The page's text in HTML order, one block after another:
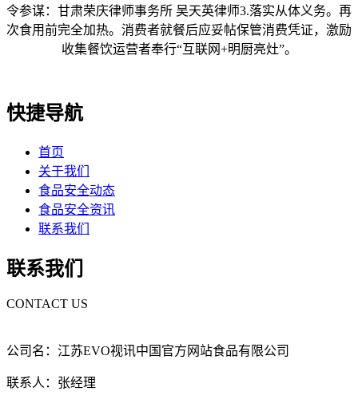
令参谋：甘肃荣庆律师事务所 吴天英律师3.落实从体义务。再
次食用前完全加热。消费者就餐后应妥帖保管消费凭证，激励
收集餐饮运营者奉行“互联网+明厨亮灶”。
快捷导航
首页
关于我们
食品安全动态
食品安全资讯
联系我们
联系我们
CONTACT US
公司名：江苏EVO视讯中国官方网站食品有限公司
联系人：张经理